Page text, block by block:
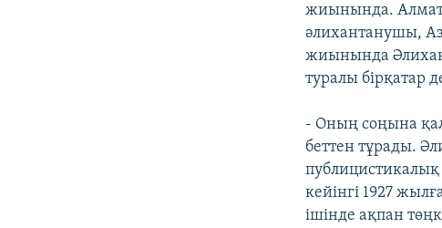
жиынында.
әлихантанушы,
жиынында
туралы бірқатар
- Оның соңына
беттен тұрады.
публицистикалық
кейінгі 1927
ішінде ақпан